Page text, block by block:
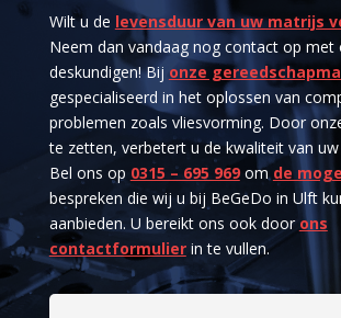
Wilt u de levensduur van uw matrijs
Neem dan vandaag nog contact op met
deskundigen! Bij onze
gespecialiseerd in het oplossen van
problemen zoals vliesvorming. Door
te zetten, verbetert u de kwaliteit van
Bel ons op 0315 – 695 969omde
bespreken die wij u bij BeGeDo in Ulft
aanbieden. U bereikt ons ook door ons
contactformulierin te vullen.